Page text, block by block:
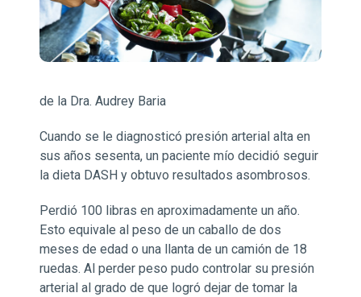
de la Dra. Audrey Baria
Cuando se le diagnosticó presión arterial alta en
sus años sesenta, un paciente mío decidió seguir
la dieta DASH y obtuvo resultados asombrosos.
Perdió 100 libras en aproximadamente un año.
Esto equivale al peso de un caballo de dos
meses de edad o una llanta de un camión de 18
ruedas. Al perder peso pudo controlar su presión
arterial al grado de que logró dejar de tomar la